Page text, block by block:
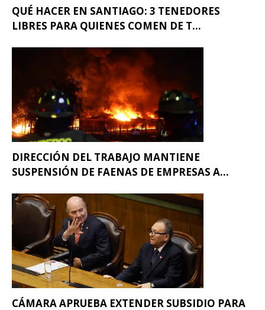
QUÉ HACER EN SANTIAGO: 3 TENEDORES
LIBRES PARA QUIENES COMEN DE T...
DIRECCIÓN DEL TRABAJO MANTIENE
SUSPENSIÓN DE FAENAS DE EMPRESAS A...
CÁMARA APRUEBA EXTENDER SUBSIDIO PARA